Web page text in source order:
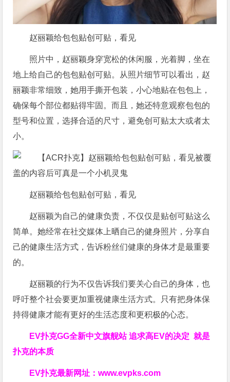
赵丽颖给包包贴创可贴，看见
照片中，赵丽颖身穿宽松的休闲服，光着脚，坐在
地上给自己的包包贴创可贴。从照片细节可以看出，赵
丽颖非常细致，她用手撕开包装，小心地贴在包包上，
确保每个部位都贴得牢固。而且，她还特意观察包包的
型号和位置，选择合适的尺寸，避免创可贴太大或者太
小。
赵丽颖给包包贴创可贴，看见
赵丽颖为自己的健康负责，不仅仅是贴创可贴这么
简单。她经常在社交媒体上晒自己的健身照片，分享自
己的健康生活方式，告诉粉丝们健康的身体才是最重要
的。
赵丽颖的行为不仅告诉我们要关心自己的身体，也
呼吁整个社会要更加重视健康生活方式。只有把身体保
持得健康才能有更好的生活态度和更积极的心态。
EV扑克GG全新中文旗舰站追求高EV的决定就是
扑克的本质
EV扑克最新网址：www.evpks.com